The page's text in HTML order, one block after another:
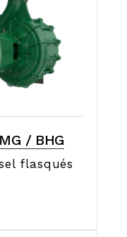
/ BHG
flasqués